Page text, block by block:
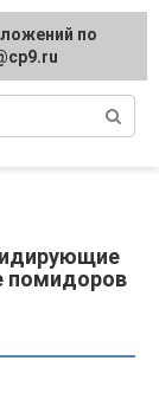
помидоров
по